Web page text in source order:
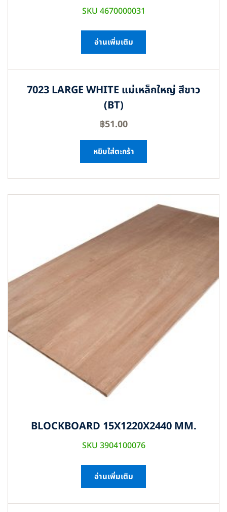
SKU 4670000031
อ่านเพิ่มเติม
7023 LARGE WHITE แม่เหล็กใหญ่ สีขาว
(BT)
฿51.00
หยิบใส่ตะกร้า
BLOCKBOARD 15X1220X2440 MM.
SKU 3904100076
อ่านเพิ่มเติม